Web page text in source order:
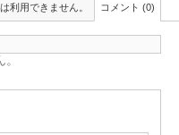
利用できません。 コメント (0)